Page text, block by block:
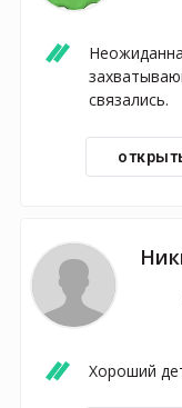
связались.
Хороший